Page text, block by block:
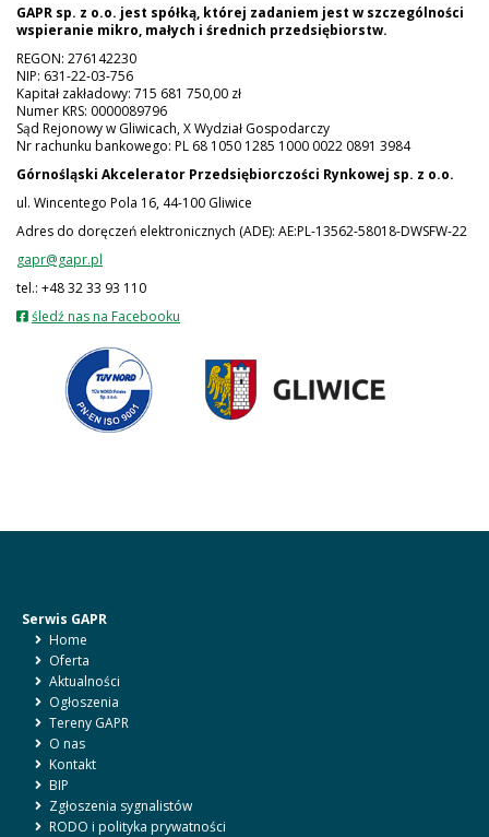
GAPR sp. z o.o. jest spółką, której zadaniem jest w szczególności
wspieranie mikro, małych i średnich przedsiębiorstw.
REGON: 276142230
NIP: 631-22-03-756
Kapitał zakładowy: 715 681 750,00 zł
Numer KRS: 0000089796
Sąd Rejonowy w Gliwicach, X Wydział Gospodarczy
Nr rachunku bankowego: PL 68 1050 1285 1000 0022 0891 3984
Górnośląski Akcelerator Przedsiębiorczości Rynkowej sp. z o.o.
ul. Wincentego Pola 16, 44-100 Gliwice
Adres do doręczeń elektronicznych (ADE): AE:PL-13562-58018-DWSFW-22
gapr@gapr.pl
tel.: +48 32 33 93 110
śledź nas na Facebooku
nowej
karcie
Serwis GAPR
Home
Oferta
Aktualności
Ogłoszenia
Tereny GAPR
O nas
Kontakt
BIP
Zgłoszenia sygnalistów
RODO i polityka prywatności